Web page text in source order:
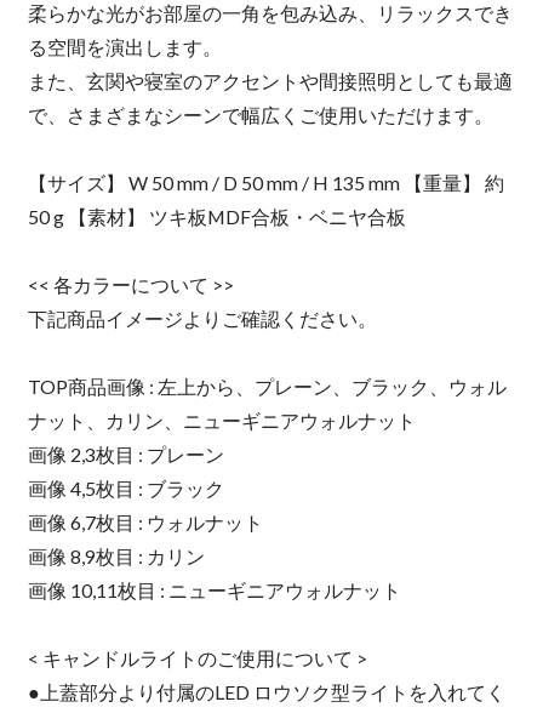
柔らかな光がお部屋の一角を包み込み、リラックスでき
る空間を演出します。
また、玄関や寝室のアクセントや間接照明としても最適
で、さまざまなシーンで幅広くご使用いただけます。
【サイズ】 W 50 mm / D 50 mm / H 135 mm 【重量】 約
50 g 【素材】 ツキ板MDF合板・ベニヤ合板
<< 各カラーについて >>
下記商品イメージよりご確認ください。
TOP商品画像 : 左上から、プレーン、ブラック、ウォル
ナット、カリン、ニューギニアウォルナット
画像 2,3枚目 : プレーン
画像 4,5枚目 : ブラック
画像 6,7枚目 : ウォルナット
画像 8,9枚目 : カリン
画像 10,11枚目 : ニューギニアウォルナット
< キャンドルライトのご使用について >
●上蓋部分より付属のLED ロウソク型ライトを入れてく